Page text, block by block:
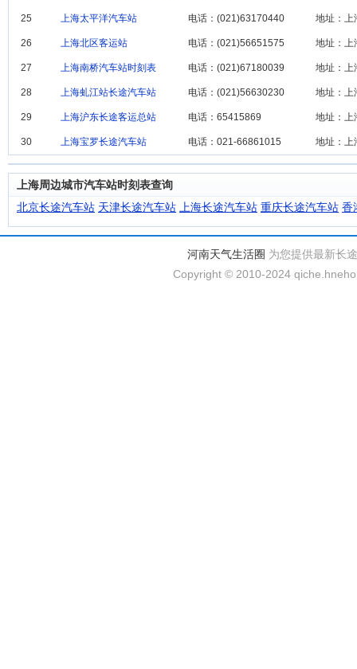
25 上海太平洋汽车站 电话：(021)63170440 地址：上
26 上海北区客运站‎ 电话：(021)56651575 地址：上
27 上海南桥汽车站时刻表 电话：(021)67180039 地址：上
28 上海虬江站长途汽车站 电话：(021)56630230 地址：上
29 上海沪东长途客运总站 电话：65415869 地址：上
30 上海宝罗长途汽车站 电话：021-66861015 地址：上
上海周边城市汽车站时刻表查询
北京长途汽车站 天津长途汽车站 上海长途汽车站 重庆长途汽车站 香
河南天气生活圈 为您提供最新长
Copyright © 2010-2024